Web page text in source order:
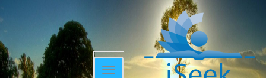
Toggle